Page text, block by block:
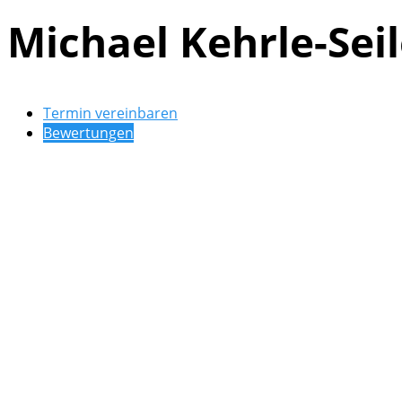
Michael Kehrle-
Termin vereinbaren
Bewertungen